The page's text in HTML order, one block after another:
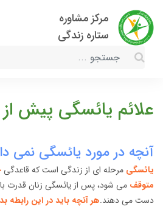
مرکز مشاوره
ستاره زندگی
علائم یائسگی پیش
آنچه در مورد یائسگی نمی
یائسگی مرحله ای از زندگی است که قاعدگی
متوقف می شود، پس از یائسگی زنان قدرت
دست می دهند.هر آنچه باید در این رابطه